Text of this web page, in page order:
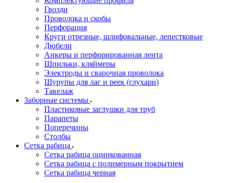
Гвозди
Проволока и скобы
Перфорация
Круги отрезные, шлифовальные, лепестковые
Дюбели
Анкеры и перфорированная лента
Шпильки, кляймеры
Электроды и сварочная проволока
Шурупы для лаг и реек (глухари)
Такелаж
Заборные системы
Пластиковые заглушки для труб
Парапеты
Поперечины
Столбы
Сетка рабица
Сетка рабица оцинкованная
Сетка рабица с полимерным покрытием
Сетка рабица черная